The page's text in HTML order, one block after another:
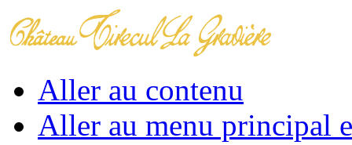
Aller au contenu
Aller au menu principal